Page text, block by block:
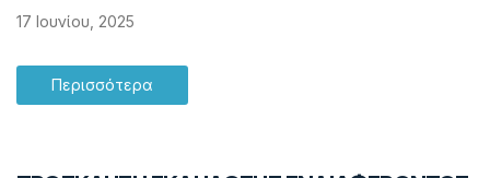
17 Ιουνίου, 2025
Περισσότερα